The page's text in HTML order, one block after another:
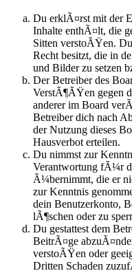
Du erklÃ¤rst mit der
Inhalte enthÃ¤lt, die
Sitten verstoÃŸen.
Recht besitzt, die in
und Bilder zu setzen
Der Betreiber des
VerstÃ¶ÃŸen gegen
anderer im Board
Betreiber dich nach
der Nutzung dieses
Hausverbot erteilen.
Du nimmst zur
Verantwortung fÃ¼r
Ã¼bernimmt, die er
zur Kenntnis
dein Benutzerkonto,
lÃ¶schen oder zu
Du gestattest dem
BeitrÃ¤ge
verstoÃŸen oder
Dritten Schaden